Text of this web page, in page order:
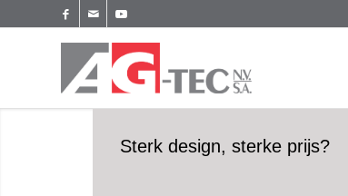
Sterk design, sterke prijs?